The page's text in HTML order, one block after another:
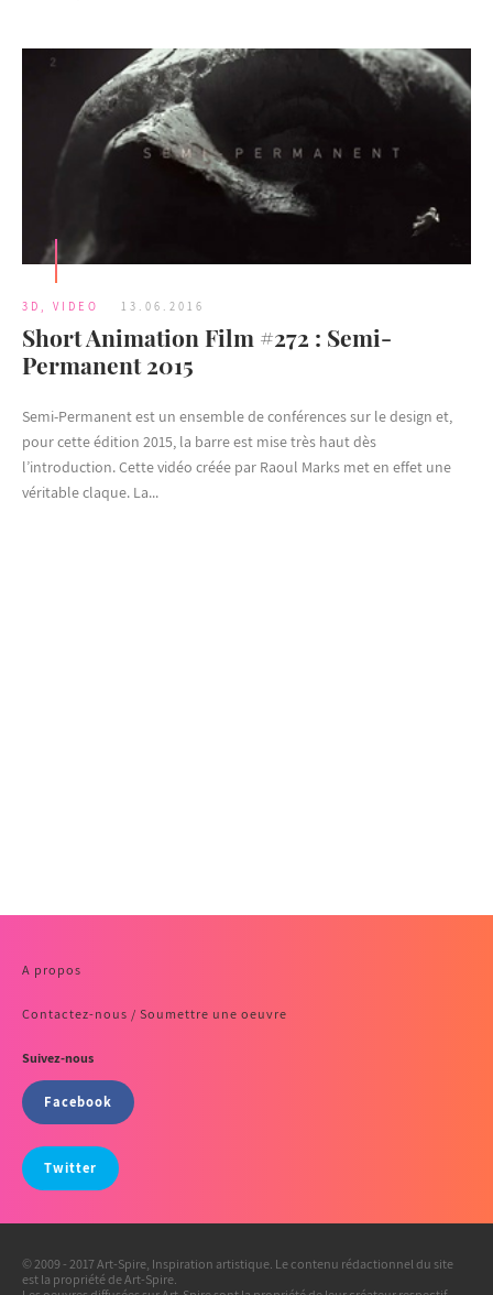
3D , VIDEO 13.06.2016
Short Animation Film #272 : Semi-
Permanent 2015
Semi-Permanent est un ensemble de conférences sur le design et,
pour cette édition 2015, la barre est mise très haut dès
l’introduction. Cette vidéo créée par Raoul Marks met en effet une
véritable claque. La...
A propos
Contactez-nous / Soumettre une oeuvre
Suivez-nous
Facebook
Twitter
© 2009 - 2017 Art-Spire, Inspiration artistique. Le contenu rédactionnel du site
est la propriété de Art-Spire.